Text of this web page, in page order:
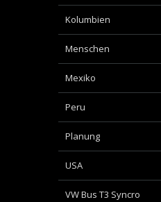
Kolumbien
Menschen
Mexiko
Peru
Planung
USA
VW Bus T3 Syncro